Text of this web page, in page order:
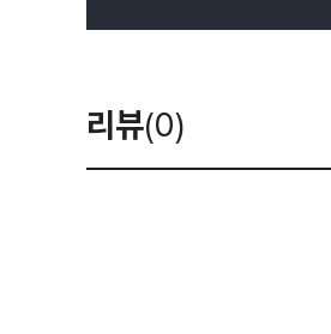
리뷰(0)